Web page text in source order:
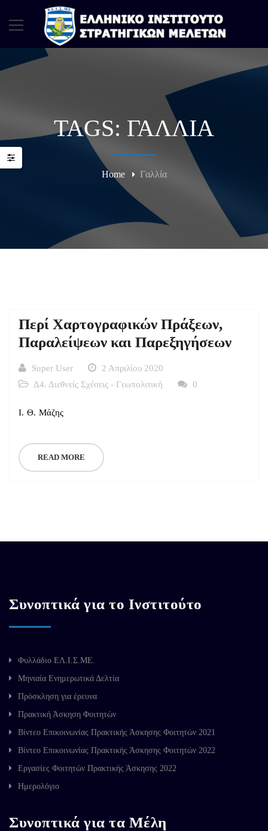
TAGS: ΓΑΛΛΊΑ
Home Γαλλία
Περί Χαρτογραφικών Πράξεων,
Παραλείψεων και Παρεξηγήσεων
Super User
2 Απριλίου 2020
Δ4. Διεθνείς Σχέσεις - Γεωπολιτική
0
Ι. Θ. Μάζης
READ MORE
Συνοπτικά για το Ινστιτούτο
Φυλλάδιο ΕΛ.Ι.Σ.ΜΕ.
Μηνιαία Ενημερωτικά Δελτία
Πρόσκληση για έρευνα
Πρακτική Άσκηση Φοιτητών
Βίντεο Επικοινωνίας Πρακτικής Άσκησης Φοιτητών 2021
Βίντεο Επικοινωνίας Πρακτικής Άσκησης Φοιτητών 2022
Εργασίες Φοιτητών Πρακτικής Άσκησης 2022
Ημερολόγιο
Συνοπτικά για τα Μέλη